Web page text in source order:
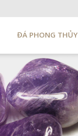
ĐÁ PHONG THỦY